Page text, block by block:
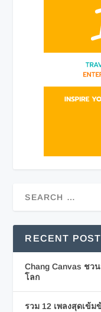
RECENT
Chang Canvas ชว
โลก
รวม 12 เพลงสุดเข้ม